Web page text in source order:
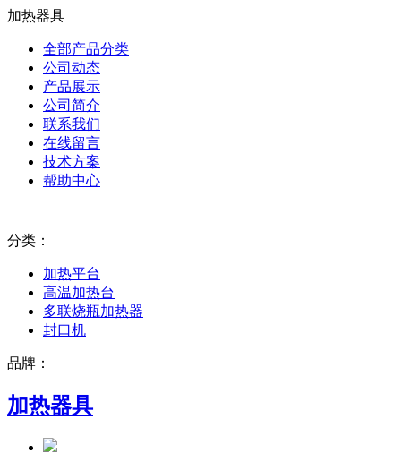
加热器具
全部产品分类
公司动态
产品展示
公司简介
联系我们
在线留言
技术方案
帮助中心
分类：
加热平台
高温加热台
多联烧瓶加热器
封口机
品牌：
加热器具